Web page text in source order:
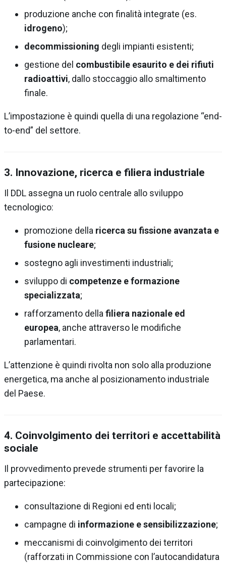
produzione anche con finalità integrate (es.
idrogeno);
decommissioning degli impianti esistenti;
gestione del combustibile esaurito e dei rifiuti
radioattivi, dallo stoccaggio allo smaltimento
finale.
L’impostazione è quindi quella di una regolazione “end-
to-end” del settore.
3. Innovazione, ricerca e filiera industriale
Il DDL assegna un ruolo centrale allo sviluppo
tecnologico:
promozione della ricerca su fissione avanzata e
fusione nucleare;
sostegno agli investimenti industriali;
sviluppo di competenze e formazione
specializzata;
rafforzamento della filiera nazionale ed
europea, anche attraverso le modifiche
parlamentari.
L’attenzione è quindi rivolta non solo alla produzione
energetica, ma anche al posizionamento industriale
del Paese.
4. Coinvolgimento dei territori e accettabilità
sociale
Il provvedimento prevede strumenti per favorire la
partecipazione:
consultazione di Regioni ed enti locali;
campagne di informazione e sensibilizzazione;
meccanismi di coinvolgimento dei territori
(rafforzati in Commissione con l’autocandidatura